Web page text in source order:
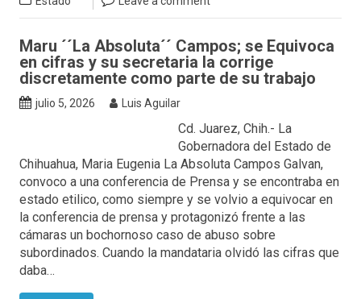
Maru ´´La Absoluta´´ Campos; se Equivoca
en cifras y su secretaria la corrige
discretamente como parte de su trabajo
julio 5, 2026 Luis Aguilar
Cd. Juarez, Chih.- La
Gobernadora del Estado de
Chihuahua, Maria Eugenia La Absoluta Campos Galvan,
convoco a una conferencia de Prensa y se encontraba en
estado etilico, como siempre y se volvio a equivocar en
la conferencia de prensa y protagonizó frente a las
cámaras un bochornoso caso de abuso sobre
subordinados. Cuando la mandataria olvidó las cifras que
daba…